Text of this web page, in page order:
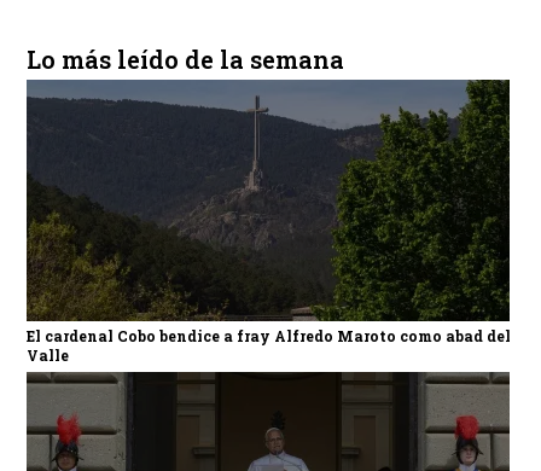
Lo más leído de la semana
El cardenal Cobo bendice a fray Alfredo Maroto como abad del
Valle